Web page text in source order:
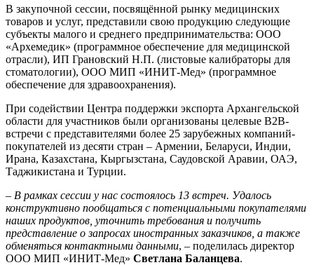
В закупочной сессии, посвящённой рынку медицинских
товаров и услуг, представили свою продукцию следующие
субъекты малого и среднего предпринимательства: ООО
«Архемедик» (программное обеспечение для медицинской
отрасли), ИП Грановский Н.П. (листовые калибраторы для
стоматологии), ООО МИП «ИНИТ-Мед» (программное
обеспечение для здравоохранения).
При содействии Центра поддержки экспорта Архангельской
области для участников были организованы целевые B2B-
встречи с представителями более 25 зарубежных компаний-
покупателей из десяти стран – Армении, Беларуси, Индии,
Ирана, Казахстана, Кыргызстана, Саудовской Аравии, ОАЭ,
Таджикистана и Турции.
– В рамках сессии у нас состоялось 13 встреч. Удалось
конструктивно пообщаться с потенциальными покупателями
наших продуктов, уточнить требования и получить
представление о запросах иностранных заказчиков, а также
обменяться контактными данными, – поделилась директор
ООО МИП «ИНИТ-Мед» Светлана Баланцева.